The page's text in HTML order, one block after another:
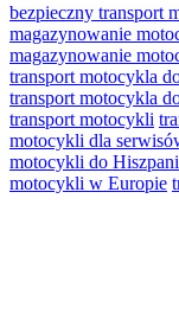
i
biur
podróży
–
klucz
do
sprawnego
działania
bezpieczny transport
magazynowanie
magazynowanie
transport motocykla
transport motocykla
transport motocykli
motocykli dla
motocykli do
motocykli w Europie